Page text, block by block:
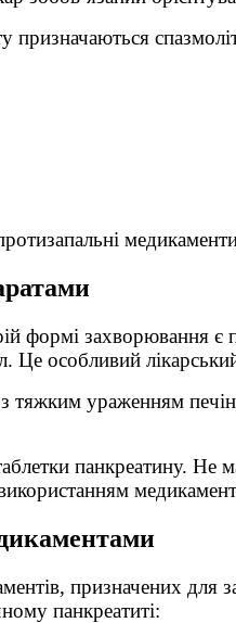
формі захворювання
Це особливий
ураженням
панкреатину.
призначених для
панкреатиті: